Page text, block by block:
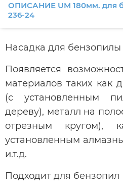
ОПИСАНИЕ UM 180мм. для
236-24
Насадка для бензопилы
Появляется
материалов таких как
(с установленным
дереву), металл на
отрезным кругом),
установленным
и.т.д.
Подходит для